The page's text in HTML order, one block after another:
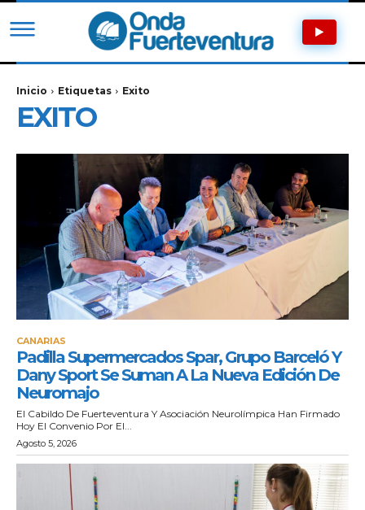
Inicio Etiquetas Exito
EXITO
CANARIAS
Padilla Supermercados Spar, Grupo Barceló Y
Dany Sport Se Suman A La Nueva Edición De
Neuromajo
El Cabildo De Fuerteventura Y Asociación Neurolímpica Han Firmado
Hoy El Convenio Por El...
Agosto 5, 2026